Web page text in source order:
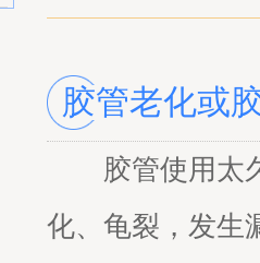
胶管老化或
胶管使用太久
化、龟裂，发生